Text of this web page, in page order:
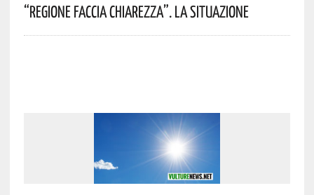
“Regione Faccia Chiarezza”. La Situazione